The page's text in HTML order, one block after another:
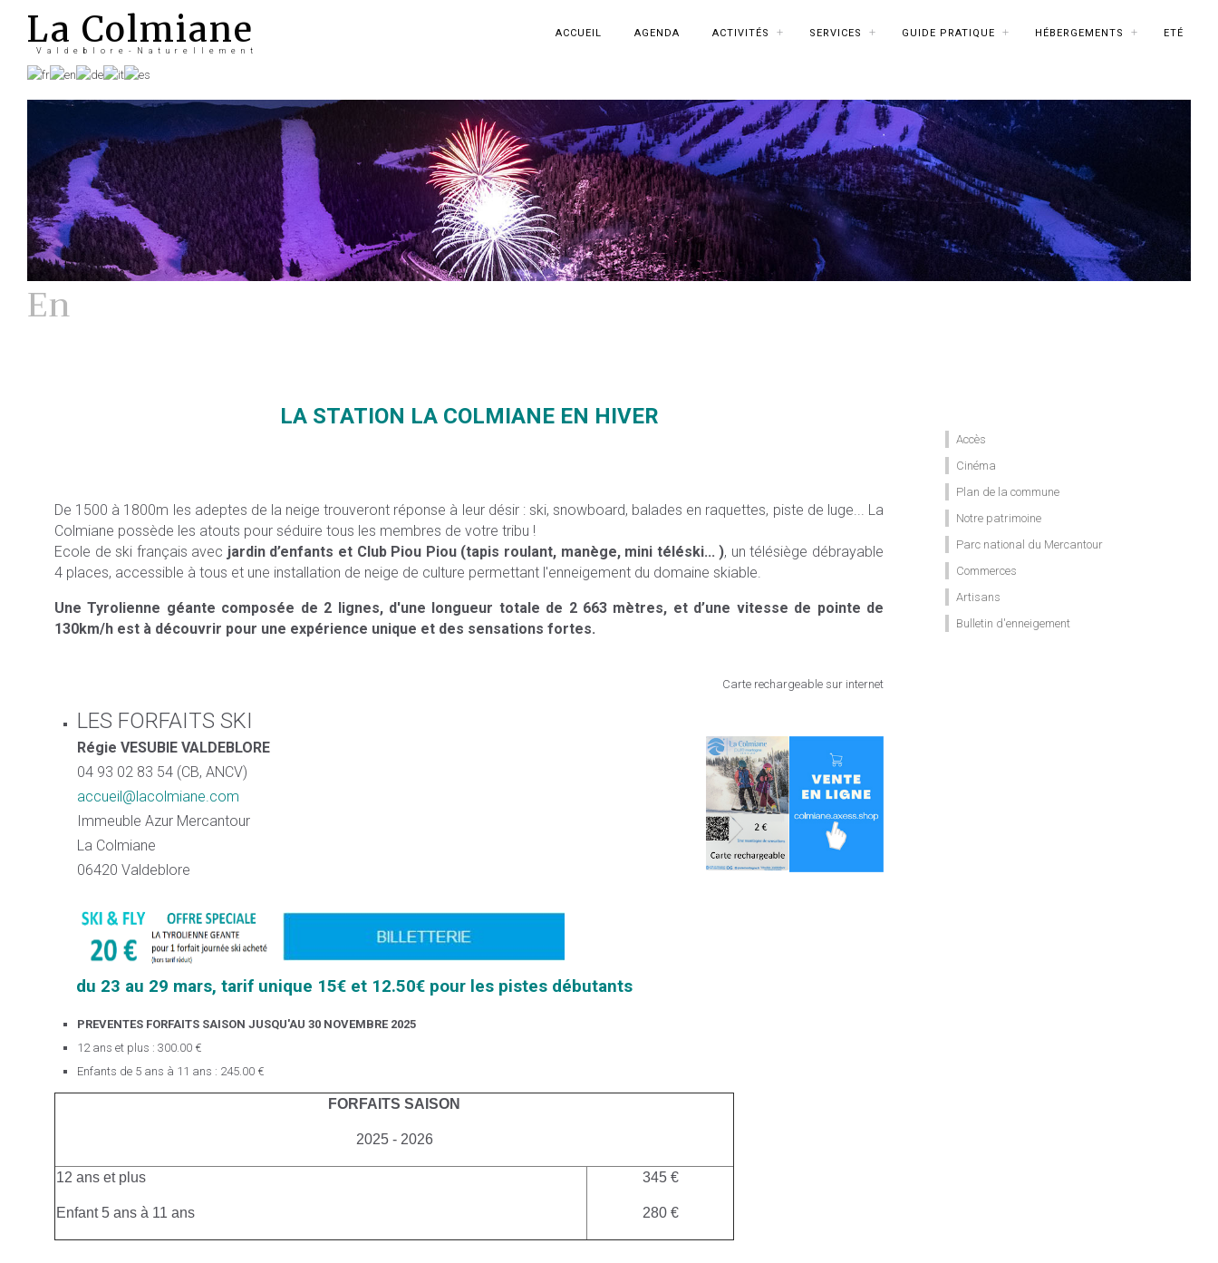
La Colmiane
Valdeblore-Naturellement
ACCUEIL AGENDA ACTIVITÉS SERVICES GUIDE PRATIQUE HÉBERGEMENTS ETÉ
En
Accès
Cinéma
Plan de la commune
Notre patrimoine
Parc national du Mercantour
Commerces
Artisans
Bulletin d'enneigement
LA STATION LA COLMIANE EN HIVER
De 1500 à 1800m les adeptes de la neige trouveront réponse à leur désir : ski, snowboard, balades en raquettes, piste de luge... La
Colmiane possède les atouts pour séduire tous les membres de votre tribu !
Ecole de ski français avec jardin d’enfants et Club Piou Piou (tapis roulant, manège, mini téléski... ), un télésiège débrayable
4 places, accessible à tous et une installation de neige de culture permettant l'enneigement du domaine skiable.
Une Tyrolienne géante composée de 2 lignes, d'une longueur totale de 2 663 mètres, et d’une vitesse de pointe de
130km/h est à découvrir pour une expérience unique et des sensations fortes.
Carte rechargeable sur internet
LES FORFAITS SKI
Régie VESUBIE VALDEBLORE
04 93 02 83 54 (CB, ANCV)
accueil@lacolmiane.com
Immeuble Azur Mercantour
La Colmiane
06420 Valdeblore
du 23 au 29 mars, tarif unique 15€ et 12.50€ pour les pistes débutants
PREVENTES FORFAITS SAISON JUSQU'AU 30 NOVEMBRE 2025
12 ans et plus : 300.00 €
Enfants de 5 ans à 11 ans : 245.00 €
FORFAITS SAISON
2025 - 2026
12 ans et plus
Enfant 5 ans à 11 ans
345 €
280 €